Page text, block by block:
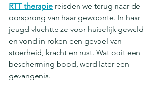
RTT therapie reisden we terug naar de
oorsprong van haar gewoonte. In haar
jeugd vluchtte ze voor huiselijk geweld
en vond in roken een gevoel van
stoerheid, kracht en rust. Wat ooit een
bescherming bood, werd later een
gevangenis.